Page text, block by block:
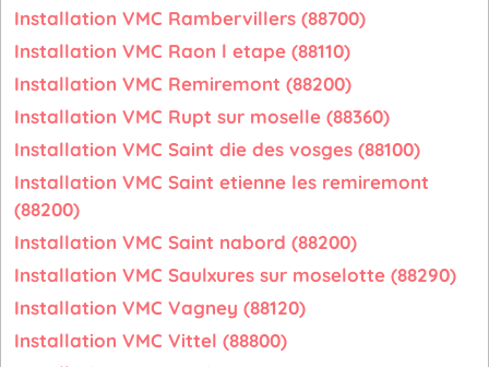
Installation VMC Rambervillers (88700)
Installation VMC Raon l etape (88110)
Installation VMC Remiremont (88200)
Installation VMC Rupt sur moselle (88360)
Installation VMC Saint die des vosges (88100)
Installation VMC Saint etienne les remiremont
(88200)
Installation VMC Saint nabord (88200)
Installation VMC Saulxures sur moselotte (88290)
Installation VMC Vagney (88120)
Installation VMC Vittel (88800)